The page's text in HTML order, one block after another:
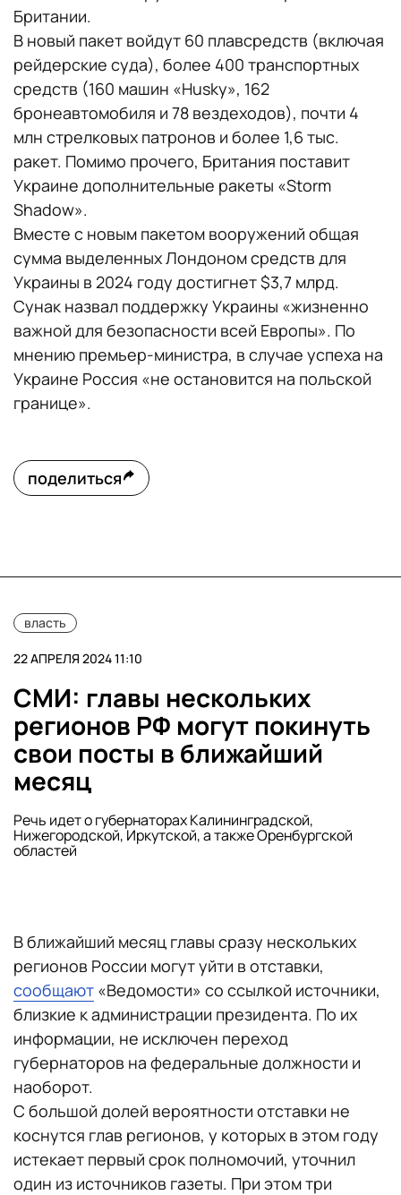
Британии.
В новый пакет войдут 60 плавсредств (включая
рейдерские суда), более 400 транспортных
средств (160 машин «Husky», 162
бронеавтомобиля и 78 вездеходов), почти 4
млн стрелковых патронов и более 1,6 тыс.
ракет. Помимо прочего, Британия поставит
Украине дополнительные ракеты «Storm
Shadow».
Вместе с новым пакетом вооружений общая
сумма выделенных Лондоном средств для
Украины в 2024 году достигнет $3,7 млрд.
Сунак назвал поддержку Украины «жизненно
важной для безопасности всей Европы». По
мнению премьер-министра, в случае успеха на
Украине Россия «не остановится на польской
границе».
поделиться
власть
22 АПРЕЛЯ 2024 11:10
СМИ: главы нескольких
регионов РФ могут покинуть
свои посты в ближайший
месяц
Речь идет о губернаторах Калининградской,
Нижегородской, Иркутской, а также Оренбургской
областей
В ближайший месяц главы сразу нескольких
регионов России могут уйти в отставки,
сообщают «Ведомости» со ссылкой источники,
близкие к администрации президента. По их
информации, не исключен переход
губернаторов на федеральные должности и
наоборот.
С большой долей вероятности отставки не
коснутся глав регионов, у которых в этом году
истекает первый срок полномочий, уточнил
один из источников газеты. При этом три